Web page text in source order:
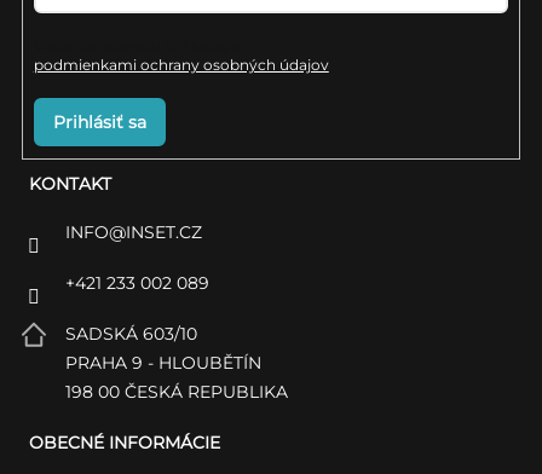
KONTAKT
INFO@INSET.CZ
+421 233 002 089
SADSKÁ 603/10
PRAHA 9 - HLOUBĚTÍN
198 00 ČESKÁ REPUBLIKA
OBECNÉ INFORMÁCIE
podmienkami ochrany osobných údajov
Prihlásiť sa